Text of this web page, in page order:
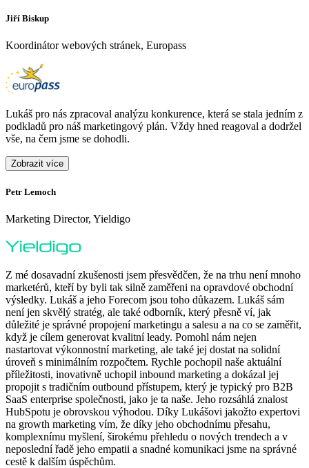
Jiří Biskup
Koordinátor webových stránek, Europass
Lukáš pro nás zpracoval analýzu konkurence, která se stala jedním z
podkladů pro náš marketingový plán. Vždy hned reagoval a dodržel
vše, na čem jsme se dohodli.
Zobrazit více
Petr Lemoch
Marketing Director, Yieldigo
Z mé dosavadní zkušenosti jsem přesvědčen, že na trhu není mnoho
marketérů, kteří by byli tak silně zaměřeni na opravdové obchodní
výsledky. Lukáš a jeho Forecom jsou toho důkazem. Lukáš sám
není jen skvělý stratég, ale také odborník, který přesně ví, jak
důležité je správné propojení marketingu a salesu a na co se zaměřit,
když je cílem generovat kvalitní leady. Pomohl nám nejen
nastartovat výkonnostní marketing, ale také jej dostat na solidní
úroveň s minimálním rozpočtem. Rychle pochopil naše aktuální
příležitosti, inovativně uchopil inbound marketing a dokázal jej
propojit s tradičním outbound přístupem, který je typický pro B2B
SaaS enterprise společnosti, jako je ta naše. Jeho rozsáhlá znalost
HubSpotu je obrovskou výhodou. Díky Lukášovi jakožto expertovi
na growth marketing vím, že díky jeho obchodnímu přesahu,
komplexnímu myšlení, širokému přehledu o nových trendech a v
neposlední řadě jeho empatii a snadné komunikaci jsme na správné
cestě k dalším úspěchům.